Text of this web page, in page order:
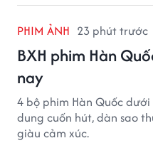
PHIM ẢNH 23 phút trước
BXH phim Hàn
nay
4 bộ phim Hàn Quốc
dung cuốn hút, dàn sao
giàu cảm xúc.